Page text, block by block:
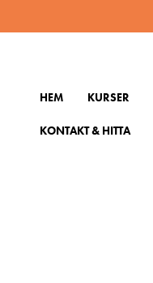
HEM KURSER
KONTAKT & HITTA